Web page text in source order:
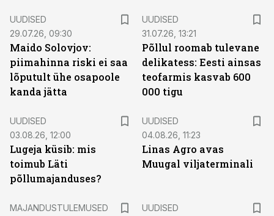
UUDISED
29.07.26, 09:30
Maido Solovjov:
piimahinna riski ei saa
lõputult ühe osapoole
kanda jätta
UUDISED
31.07.26, 13:21
Põllul roomab tulevane
delikatess: Eesti ainsas
teofarmis kasvab 600
000 tigu
UUDISED
03.08.26, 12:00
Lugeja küsib: mis
toimub Läti
põllumajanduses?
UUDISED
04.08.26, 11:23
Linas Agro avas
Muugal viljaterminali
MAJANDUSTULEMUSED
UUDISED